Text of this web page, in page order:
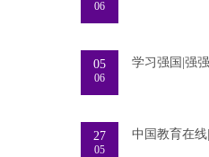
06
05
06
27
05